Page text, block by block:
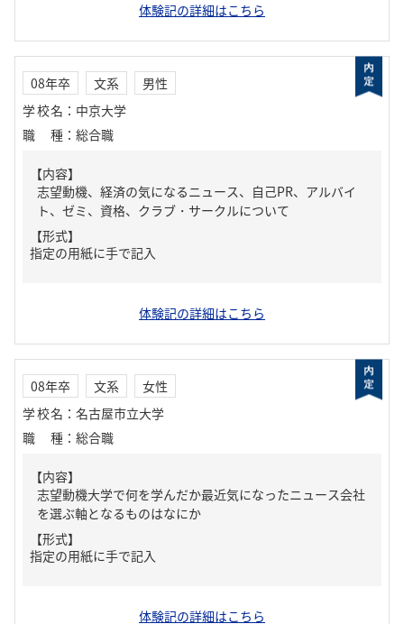
体験記の詳細はこちら
08年卒 文系
男性
学校名 ： 中京大学
職種 ： 総合職
【内容】
志望動機、経済の気になるニュース、自己PR、アルバイ
ト、ゼミ、資格、クラブ・サークルについて
【形式】
指定の用紙に手で記入
体験記の詳細はこちら
08年卒 文系
女性
学校名 ： 名古屋市立大学
職種 ： 総合職
【内容】
志望動機大学で何を学んだか最近気になったニュース会社
を選ぶ軸となるものはなにか
【形式】
指定の用紙に手で記入
体験記の詳細はこちら